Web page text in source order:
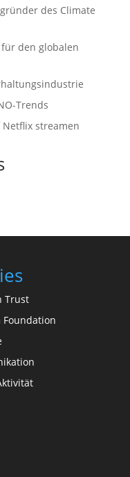
des Climate
für den globalen
Trends
Netflix streamen
Trust
Foundation